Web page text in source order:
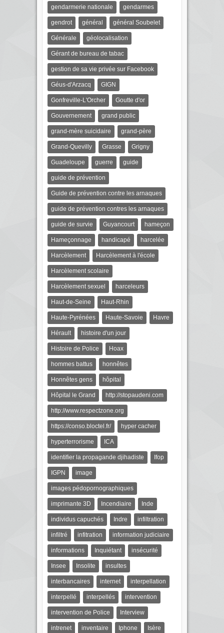
gendarmerie nationale gendarmes
gendrot général général Soubelet
Générale géolocalisation
Gérant de bureau de tabac
gestion de sa vie privée sur Facebook
Géus-d'Arzacq GIGN
Gonfreville-L'Orcher Goutte d'or
Gouvernement grand public
grand-mère suicidaire grand-père
Grand-Quevilly Grasse Grigny
Guadeloupe guerre guide
guide de prévention
Guide de prévention contre les arnaques
guide de prévention contres les arnaques
guide de survie Guyancourt hameçon
Hameçonnage handicapé harcelée
Harcèlement Harcèlement à l'école
Harcèlement scolaire
Harcèlement sexuel harceleurs
Haut-de-Seine Haut-Rhin
Haute-Pyrénées Haute-Savoie Havre
Hérault histoire d'un jour
Histoire de Police Hoax
hommes battus honnêtes
Honnêtes gens hôpital
Hôpital le Grand http://stopaudeni.com
http://www.respectzone.org
https://conso.bloctel.fr/ hyper cacher
hyperterrorisme ICA
identifier la propagande djihadiste Ifop
IGPN image
images pédopornographiques
imprimante 3D Incendiaire Inde
individus capuchés Indre infiltration
infiltré infitration information judiciaire
informations Inquiétant insécurité
Insee Insolite insultes
interbancaires internet interpellation
interpellé interpellés intervention
intervention de Police Interview
intrenet inventaire Iphone Isère